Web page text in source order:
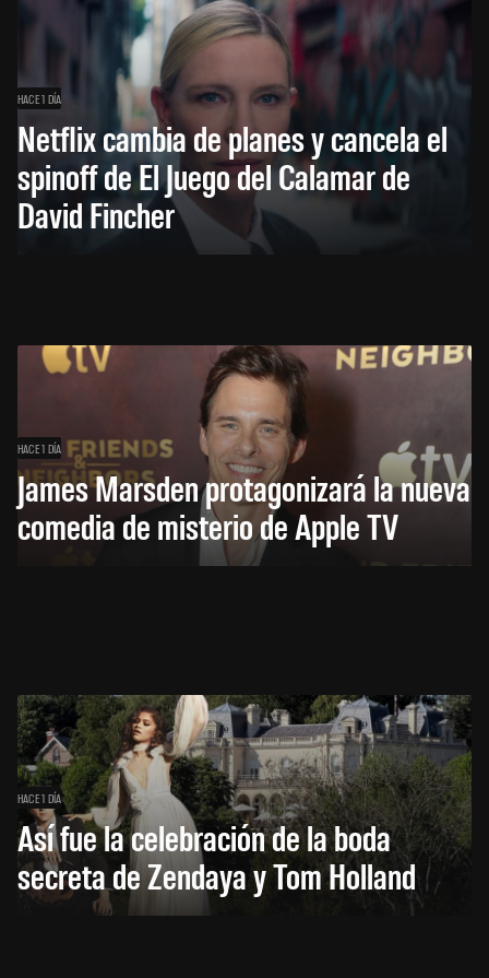
HACE 1 DÍA
Netflix cambia de planes y cancela el
spinoff de El Juego del Calamar de
David Fincher
HACE 1 DÍA
James Marsden protagonizará la nueva
comedia de misterio de Apple TV
HACE 1 DÍA
Así fue la celebración de la boda
secreta de Zendaya y Tom Holland